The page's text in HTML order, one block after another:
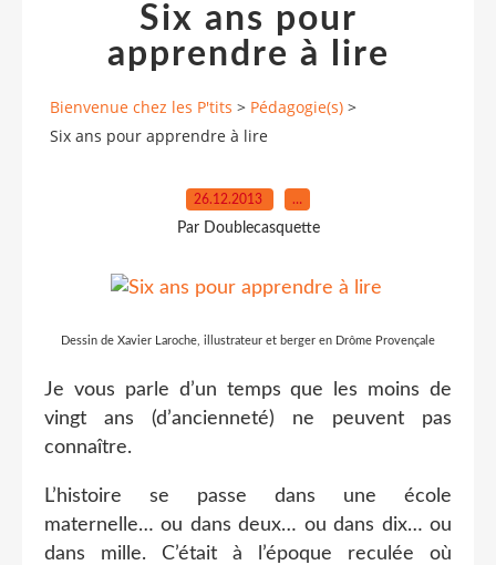
Six ans pour
apprendre à lire
Bienvenue chez les P'tits > Pédagogie(s) >
Six ans pour apprendre à lire
26.12.2013 …
Par Doublecasquette
Dessin de Xavier Laroche, illustrateur et berger en Drôme Provençale
Je vous parle d’un temps que les moins de
vingt ans (d’ancienneté) ne peuvent pas
connaître.
L’histoire se passe dans une école
maternelle… ou dans deux… ou dans dix… ou
dans mille. C’était à l’époque reculée où